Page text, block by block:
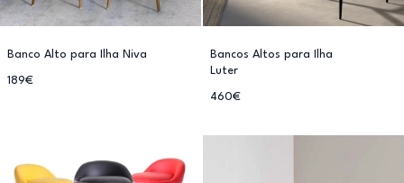
Banco Alto para Ilha Niva
189€
Bancos Altos para Ilha
Luter
460€